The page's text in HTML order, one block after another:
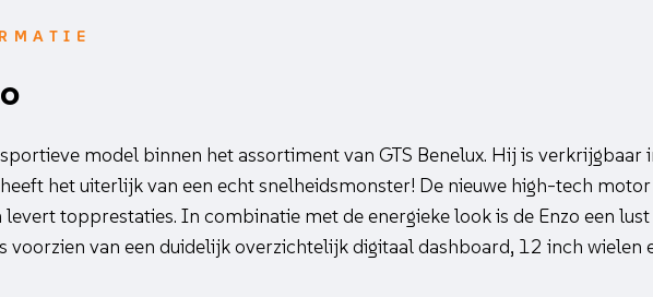
model binnen het assortiment van GTS Benelux. Hij is verkrijgbaar
het uiterlijk van een echt snelheidsmonster! De nieuwe high-tech
levert topprestaties. In combinatie met de energieke look is de Enzo een
voorzien van een duidelijk overzichtelijk digitaal dashboard, 12 inch wielen